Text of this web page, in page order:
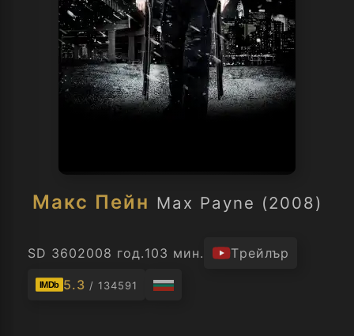
Макс Пейн Max Payne (2008)
SD 3602008 год.103 мин. Трейлър
IMDb 5.3 / 134591